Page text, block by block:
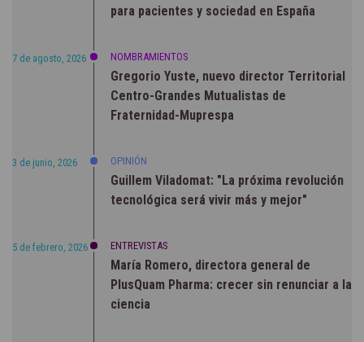
para pacientes y sociedad en España
7 de agosto, 2026 NOMBRAMIENTOS
Gregorio Yuste, nuevo director Territorial
Centro-Grandes Mutualistas de
Fraternidad-Muprespa
3 de junio, 2026 OPINIÓN
Guillem Viladomat: "La próxima revolución
tecnológica será vivir más y mejor"
5 de febrero, 2026 ENTREVISTAS
María Romero, directora general de
PlusQuam Pharma: crecer sin renunciar a la
ciencia